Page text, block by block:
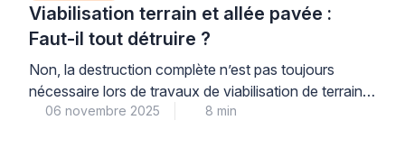
Viabilisation terrain et allée pavée :
Faut-il tout détruire ?
Non, la destruction complète n’est pas toujours
nécessaire lors de travaux de viabilisation de terrain
ou d’aménagement d’allées pavées, une bonne
06 novembre 2025 8 min